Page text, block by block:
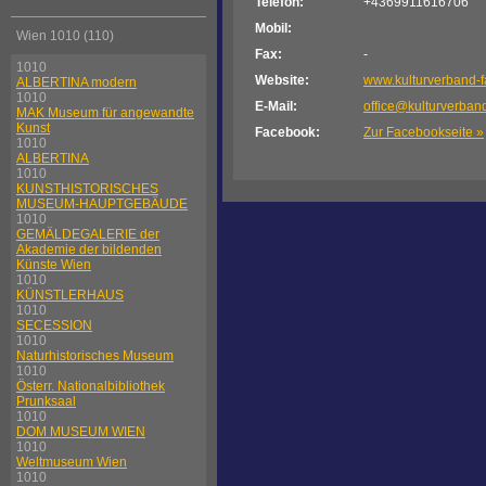
Wien 1010 (110)
1010
ALBERTINA modern
1010
MAK Museum für angewandte
Kunst
1010
ALBERTINA
1010
KUNSTHISTORISCHES
MUSEUM-HAUPTGEBÄUDE
1010
GEMÄLDEGALERIE der
Akademie der bildenden
Künste Wien
1010
KÜNSTLERHAUS
1010
SECESSION
1010
Naturhistorisches Museum
1010
Österr. Nationalbibliothek
Prunksaal
1010
DOM MUSEUM WIEN
1010
Weltmuseum Wien
1010
Mobil:
Fax:
-
Website:
www.kulturverband-
E-Mail:
Facebook:
Zur Facebookseite »